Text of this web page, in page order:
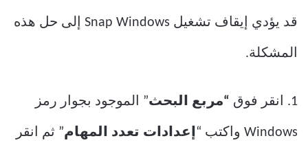
قد يؤدي إيقاف تشغيل Snap Windows إلى حل هذه
المشكلة.
1. انقر فوق “مربع البحث” الموجود بجوار رمز
Windows واكتب “ إعدادات تعدد المهام” ثم انقر